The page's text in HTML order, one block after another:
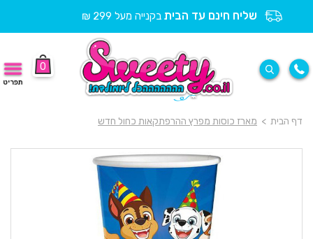
שליח חינם עד הבית בקנייה מעל 299 ₪
0
תפריט
דף הבית > מארז כוסות מפרץ ההרפתקאות כחול חדש